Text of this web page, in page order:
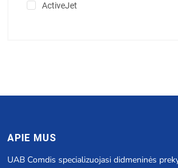
ActiveJet
APIE MUS
UAB Comdis specializuojasi didmeninės